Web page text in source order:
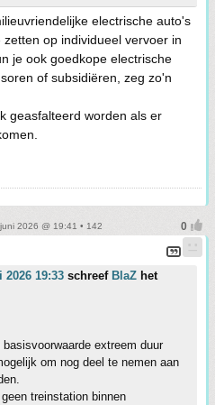
electrische auto's
op individueel vervoer in
je ook goedkope electrische
of subsidiëren, zeg zo'n
geasfalteerd worden als er
2026 @ 19:41 • 142
19:33 schreef BlaZ het
extreem duur
om nog deel te nemen aan
treinstation binnen